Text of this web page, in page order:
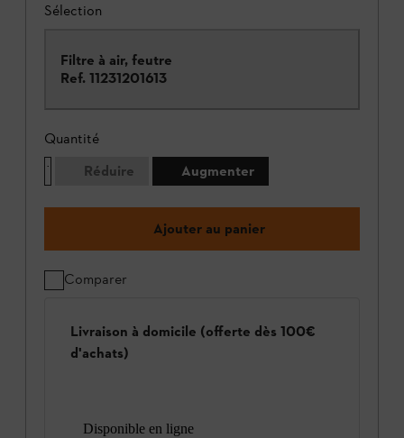
Sélection
Filtre à air, feutre
Ref. 11231201613
Quantité
Réduire
Augmenter
Ajouter au panier
Comparer
Livraison à domicile (offerte dès 100€
d'achats)
Disponible en ligne